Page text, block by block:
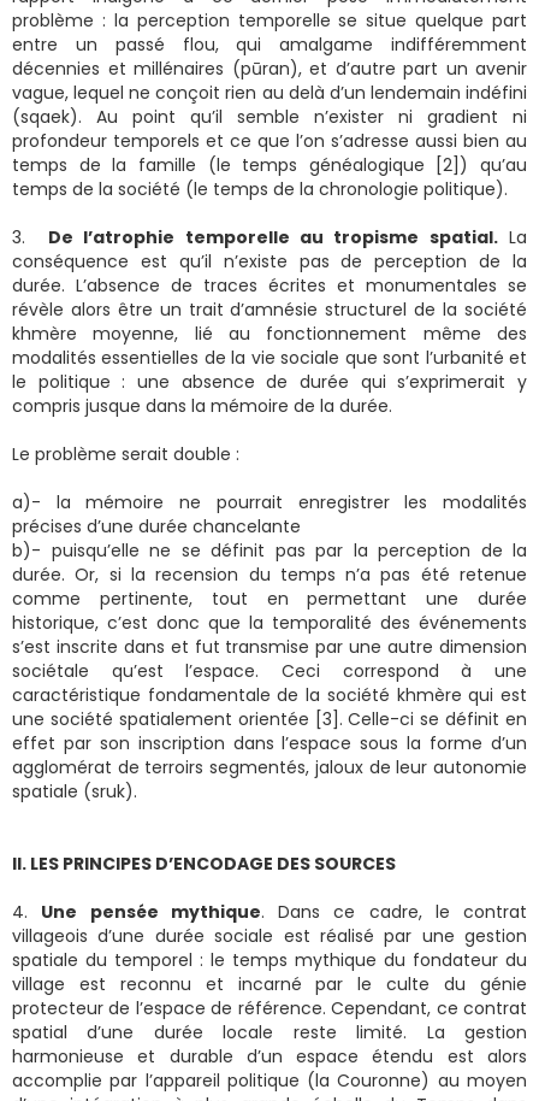
problème : la perception temporelle se situe quelque part
entre un passé flou, qui amalgame indifféremment
décennies et millénaires (pūran), et d’autre part un avenir
vague, lequel ne conçoit rien au delà d’un lendemain indéfini
(sqaek). Au point qu’il semble n’exister ni gradient ni
profondeur temporels et ce que l’on s’adresse aussi bien au
temps de la famille (le temps généalogique [2]) qu’au
temps de la société (le temps de la chronologie politique).
3. De l’atrophie temporelle au tropisme spatial.La
conséquence est qu’il n’existe pas de perception de la
durée. L’absence de traces écrites et monumentales se
révèle alors être un trait d’amnésie structurel de la société
khmère moyenne, lié au fonctionnement même des
modalités essentielles de la vie sociale que sont l’urbanité et
le politique : une absence de durée qui s’exprimerait y
compris jusque dans la mémoire de la durée.
Le problème serait double :
a)- la mémoire ne pourrait enregistrer les modalités
précises d’une durée chancelante
b)- puisqu’elle ne se définit pas par la perception de la
durée. Or, si la recension du temps n’a pas été retenue
comme pertinente, tout en permettant une durée
historique, c’est donc que la temporalité des événements
s’est inscrite dans et fut transmise par une autre dimension
sociétale qu’est l’espace. Ceci correspond à une
caractéristique fondamentale de la société khmère qui est
une société spatialement orientée [3]. Celle-ci se définit en
effet par son inscription dans l’espace sous la forme d’un
agglomérat de terroirs segmentés, jaloux de leur autonomie
spatiale (sruk).
II. LES PRINCIPES D’ENCODAGE DES SOURCES
4. Une pensée mythique. Dans ce cadre, le contrat
villageois d’une durée sociale est réalisé par une gestion
spatiale du temporel : le temps mythique du fondateur du
village est reconnu et incarné par le culte du génie
protecteur de l’espace de référence. Cependant, ce contrat
spatial d’une durée locale reste limité. La gestion
harmonieuse et durable d’un espace étendu est alors
accomplie par l’appareil politique (la Couronne) au moyen